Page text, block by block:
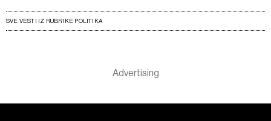
SVE VESTI IZ RUBRIKE POLITIKA